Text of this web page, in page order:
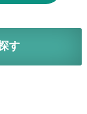
す